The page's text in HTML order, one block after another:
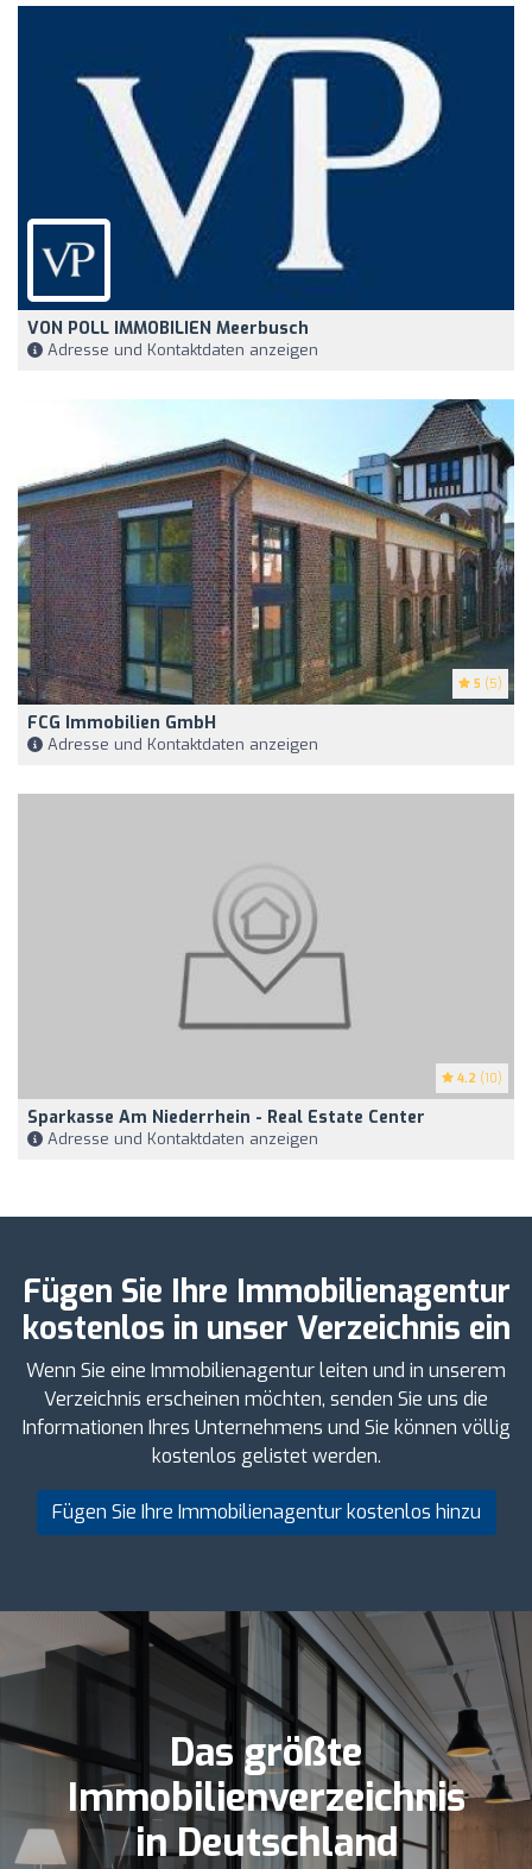
VON POLL IMMOBILIEN Meerbusch
Adresse und Kontaktdaten anzeigen
5 (5)
FCG Immobilien GmbH
Adresse und Kontaktdaten anzeigen
4.2 (10)
Sparkasse Am Niederrhein - Real Estate Center
Adresse und Kontaktdaten anzeigen
Fügen Sie Ihre Immobilienagentur
kostenlos in unser Verzeichnis ein
Wenn Sie eine Immobilienagentur leiten und in unserem
Verzeichnis erscheinen möchten, senden Sie uns die
Informationen Ihres Unternehmens und Sie können völlig
kostenlos gelistet werden.
Fügen Sie Ihre Immobilienagentur kostenlos hinzu
Das größte
Immobilienverzeichnis
in Deutschland